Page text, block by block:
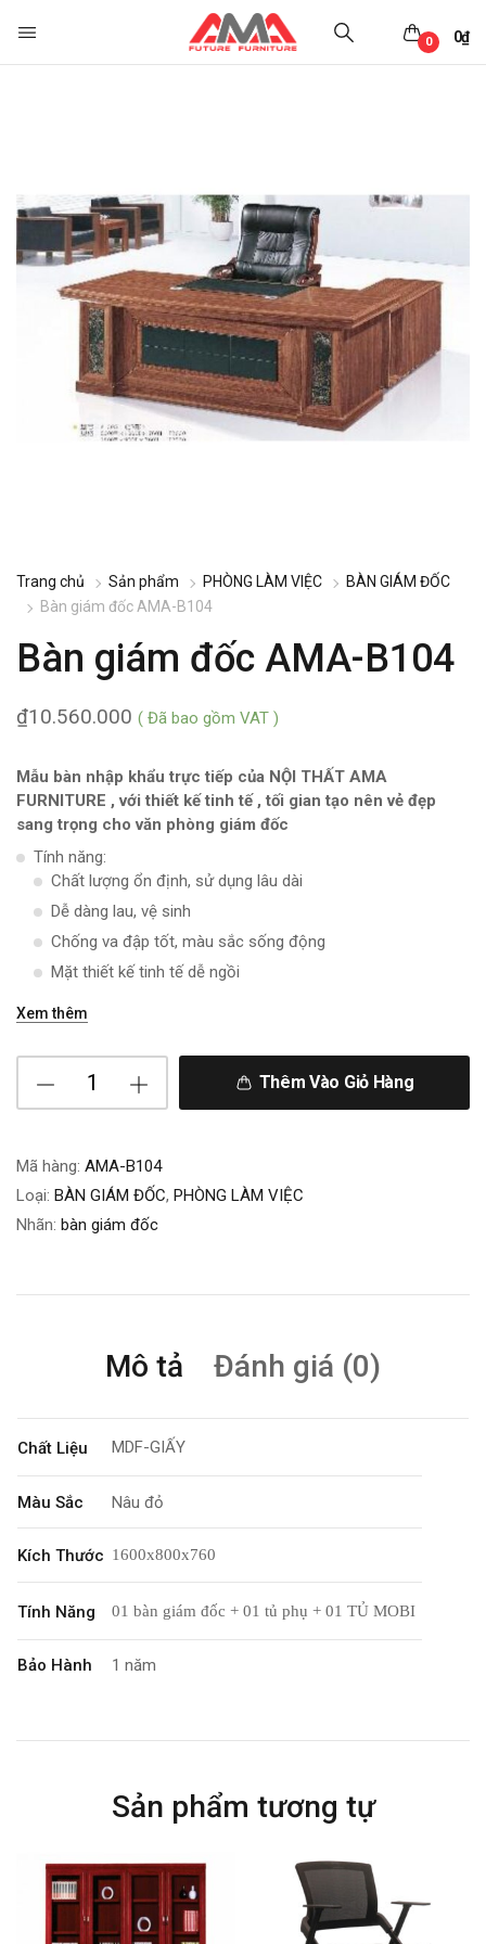
0₫
0
Trang chủ Sản phẩm PHÒNG LÀM VIỆC
BÀN GIÁM ĐỐC
Bàn giám đốc AMA-B104
Bàn giám đốc AMA-B104
10.560.000
₫ ( Đã bao gồm VAT )
Mẫu bàn nhập khẩu trực tiếp của NỘI THẤT AMA
FURNITURE , với thiết kế tinh tế , tối gian tạo nên vẻ đẹp
sang trọng cho văn phòng giám đốc
Tính năng:
Chất lượng ổn định, sử dụng lâu dài
Dễ dàng lau, vệ sinh
Chống va đập tốt, màu sắc sống động
Mặt thiết kế tinh tế dễ ngồi
Xem thêm
Thêm Vào Giỏ Hàng
Mã hàng: AMA-B104
Loại: BÀN GIÁM ĐỐC, PHÒNG LÀM VIỆC
Nhãn: bàn giám đốc
Mô tả Đánh giá (0)
Chất Liệu MDF-GIẤY
Màu Sắc Nâu đỏ
Kích Thước 1600x800x760
Tính Năng 01 bàn giám đốc + 01 tủ phụ + 01 TỦ MOBI
Bảo Hành 1 năm
Sản phẩm tương tự